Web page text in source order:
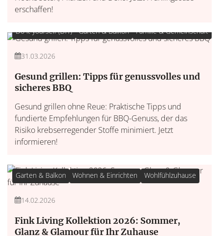
erschaffen!
Do it yourself (DIY) Garten & Balkon Familie & Gemeinschaft
31.03.2026
Gesund grillen: Tipps für genussvolles und
sicheres BBQ
Gesund grillen ohne Reue: Praktische Tipps und
fundierte Empfehlungen für BBQ-Genuss, der das
Risiko krebserregender Stoffe minimiert. Jetzt
informieren!
Garten & Balkon Wohnen & Einrichten Wohlfühlzuhause
14.02.2026
Fink Living Kollektion 2026: Sommer,
Glanz & Glamour für Ihr Zuhause